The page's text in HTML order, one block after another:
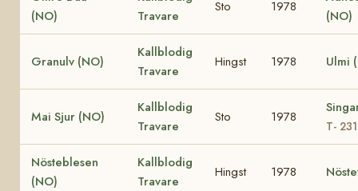
(NO)
Travare
Sto 1978
(NO)
Granulv (NO)
Kallblodig
Travare
Hingst 1978 Ulmi
Mai Sjur (NO)
Kallblodig
Travare
Sto 1978
T-
Nösteblesen
(NO)
Kallblodig
Travare
Hingst 1978